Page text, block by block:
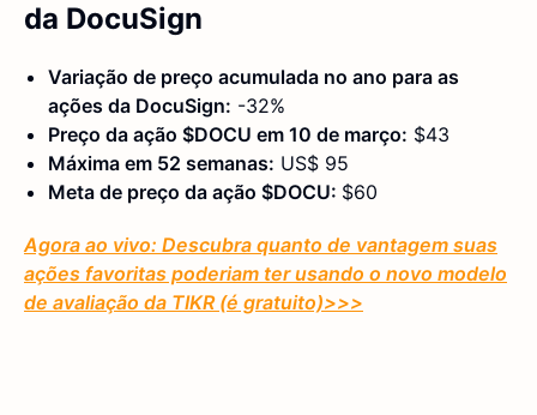
da DocuSign
Variação de preço acumulada no ano para as
ações da DocuSign: -32%
Preço da ação $DOCU em 10 de março: $43
Máxima em 52 semanas: US$ 95
Meta de preço da ação $DOCU: $60
Agora ao vivo: Descubra quanto de vantagem suas
ações favoritas poderiam ter usando o novo modelo
de avaliação da TIKR (é gratuito)>>>